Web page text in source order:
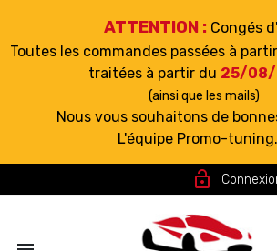
ATTENTION : Congés
Toutes les commandes passées à
traitées à partir du 25/
(ainsi que les mails)
Nous vous souhaitons de
L'équipe Promo-
lock_open